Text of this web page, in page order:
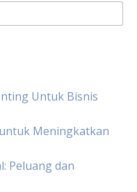
Untuk Bisnis
Meningkatkan
Peluang dan